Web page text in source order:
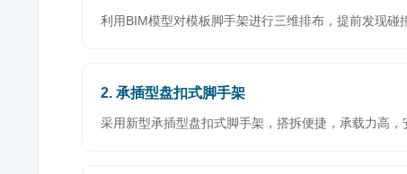
利用BIM模型对模板脚手架进行三维排布，提前发现碰
2. 承插型盘扣式脚手架
采用新型承插型盘扣式脚手架，搭拆便捷，承载力高，